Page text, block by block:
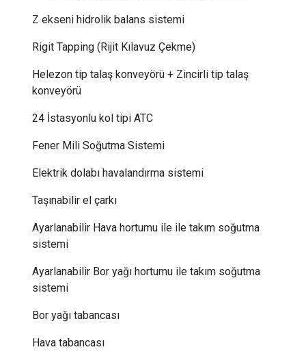
Z ekseni hidrolik balans sistemi
Rigit Tapping (Rijit Kılavuz Çekme)
Helezon tip talaş konveyörü + Zincirli tip talaş
konveyörü
24 İstasyonlu kol tipi ATC
Fener Mili Soğutma Sistemi
Elektrik dolabı havalandırma sistemi
Taşınabilir el çarkı
Ayarlanabilir Hava hortumu ile ile takım soğutma
sistemi
Ayarlanabilir Bor yağı hortumu ile takım soğutma
sistemi
Bor yağı tabancası
Hava tabancası